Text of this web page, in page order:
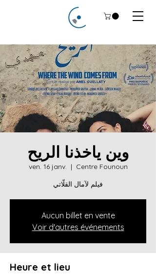
وين ياخذنا الريح
ven. 16 janv.
  |
Centre Founoun
فيلم لآمال القلّاتي
Aucun billet en vente
Voir d'autres événements
Heure et lieu